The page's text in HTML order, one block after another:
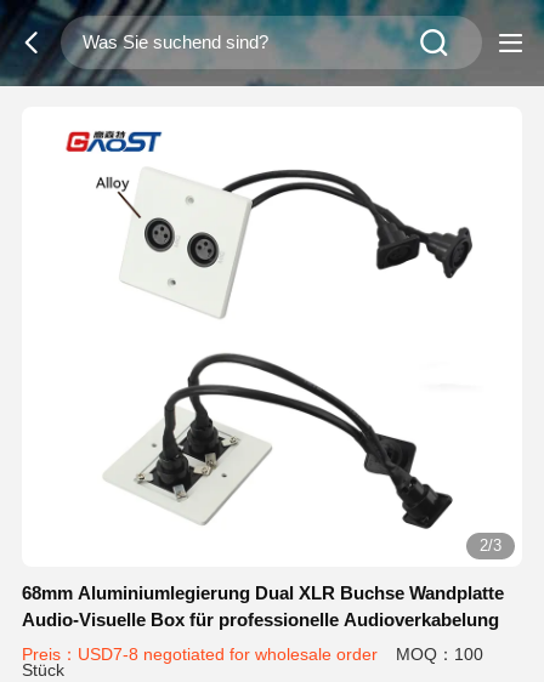
2/3
68mm Aluminiumlegierung Dual XLR Buchse Wandplatte
Audio-Visuelle Box für professionelle Audioverkabelung
Preis：USD7-8 negotiated for wholesale order
MOQ：100
Stück